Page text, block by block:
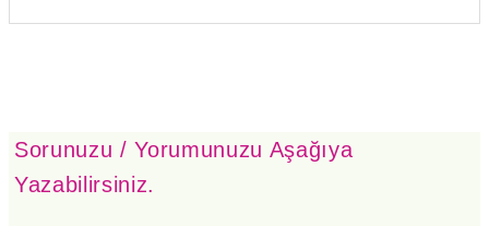
Sorunuzu / Yorumunuzu Aşağıya
Yazabilirsiniz.